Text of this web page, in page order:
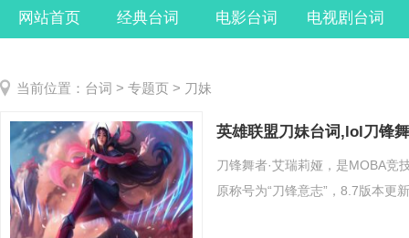
网站首页 经典台词 电影台词 电视剧台词
当前位置： 台词 > 专题页 > 刀妹
英雄联盟刀妹台词,lol刀锋
刀锋舞者·艾瑞莉娅，是MOBA竞
原称号为“刀锋意志”，8.7版本更